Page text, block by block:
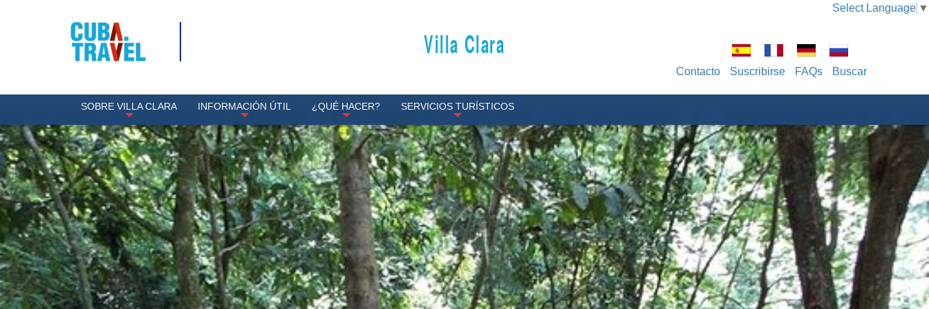
Select Language ▼
Villa Clara
Contacto Suscribirse FAQs Buscar
SOBRE VILLA CLARA INFORMACIÓN ÚTIL ¿QUÉ HACER? SERVICIOS TURÍSTICOS